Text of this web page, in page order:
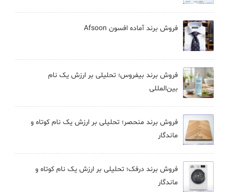
فروش برند آماده افسون Afsoon
فروش برند بيفروس؛ تحلیلی بر ارزش یک نام
بین‌المللی
فروش برند منحصر؛ تحلیلی بر ارزش یک نام کوتاه و
ماندگار
فروش برند درفک؛ تحلیلی بر ارزش یک نام کوتاه و
ماندگار